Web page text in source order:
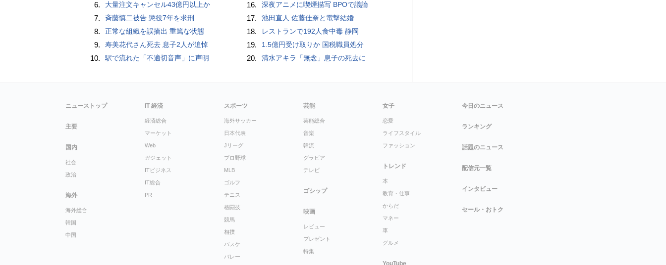
6. 大量注文キャンセル43億円以上か
7. 斉藤慎二被告 懲役7年を求刑
8. 正常な組織を誤摘出 重篤な状態
9. 寿美花代さん死去 息子2人が追悼
10. 駅で流れた「不適切音声」に声明
16. 深夜アニメに喫煙描写 BPOで議論
17. 池田直人 佐藤佳奈と電撃結婚
18. レストランで192人食中毒 静岡
19. 1.5億円受け取りか 国税職員処分
20. 清水アキラ「無念」息子の死去に
ニューストップ
主要
国内
社会
政治
海外
海外総合
韓国
中国
IT 経済
経済総合
マーケット
Web
ガジェット
ITビジネス
IT総合
PR
スポーツ
海外サッカー
日本代表
Jリーグ
プロ野球
MLB
ゴルフ
テニス
格闘技
競馬
相撲
バスケ
バレー
芸能
芸能総合
音楽
韓流
グラビア
テレビ
ゴシップ
映画
レビュー
プレゼント
特集
女子
恋愛
ライフスタイル
ファッション
トレンド
本
教育・仕事
からだ
マネー
車
グルメ
YouTube
今日のニュース
ランキング
話題のニュース
配信元一覧
インタビュー
セール・おトク